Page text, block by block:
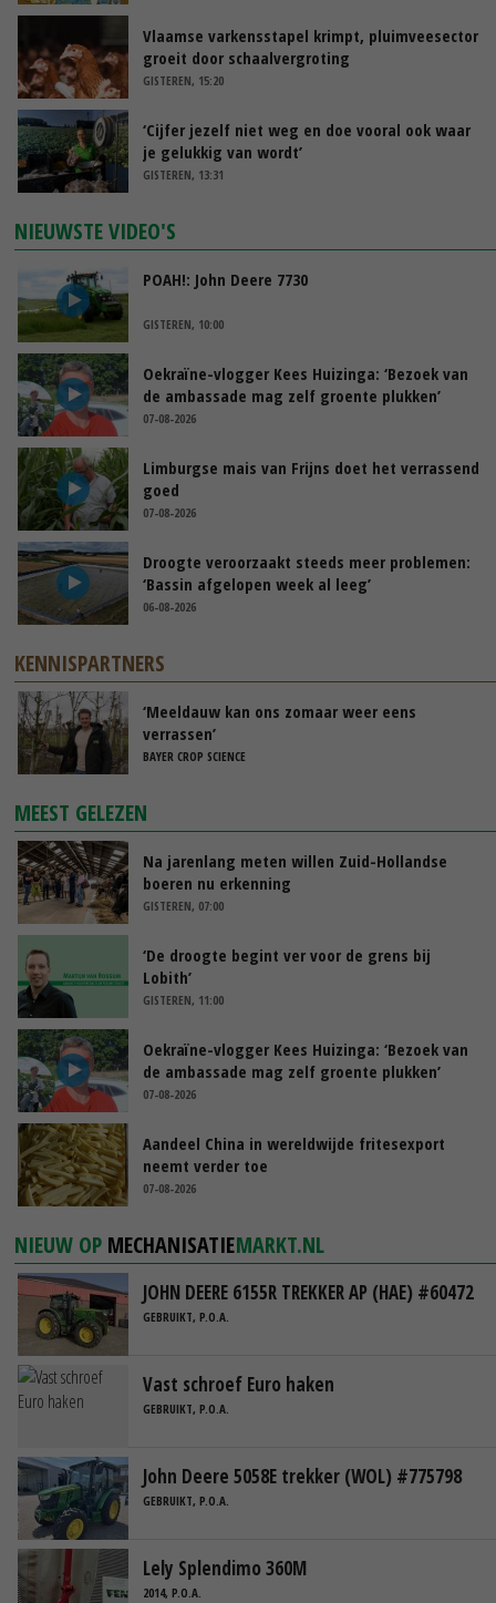
Vlaamse varkensstapel krimpt, pluimveesector
groeit door schaalvergroting
GISTEREN, 15:20
‘Cijfer jezelf niet weg en doe vooral ook waar
je gelukkig van wordt’
GISTEREN, 13:31
NIEUWSTE VIDEO'S
POAH!: John Deere 7730
GISTEREN, 10:00
Oekraïne-vlogger Kees Huizinga: ‘Bezoek van
de ambassade mag zelf groente plukken’
07-08-2026
Limburgse mais van Frijns doet het verrassend
goed
07-08-2026
Droogte veroorzaakt steeds meer problemen:
‘Bassin afgelopen week al leeg’
06-08-2026
KENNISPARTNERS
‘Meeldauw kan ons zomaar weer eens
verrassen’
BAYER CROP SCIENCE
MEEST GELEZEN
Na jarenlang meten willen Zuid-Hollandse
boeren nu erkenning
GISTEREN, 07:00
‘De droogte begint ver voor de grens bij
Lobith’
GISTEREN, 11:00
Oekraïne-vlogger Kees Huizinga: ‘Bezoek van
de ambassade mag zelf groente plukken’
07-08-2026
Aandeel China in wereldwijde fritesexport
neemt verder toe
07-08-2026
NIEUW OP MECHANISATIEMARKT.NL
JOHN DEERE 6155R TREKKER AP (HAE) #60472
GEBRUIKT, P.O.A.
Vast schroef Euro haken
GEBRUIKT, P.O.A.
John Deere 5058E trekker (WOL) #775798
GEBRUIKT, P.O.A.
Lely Splendimo 360M
2014, P.O.A.